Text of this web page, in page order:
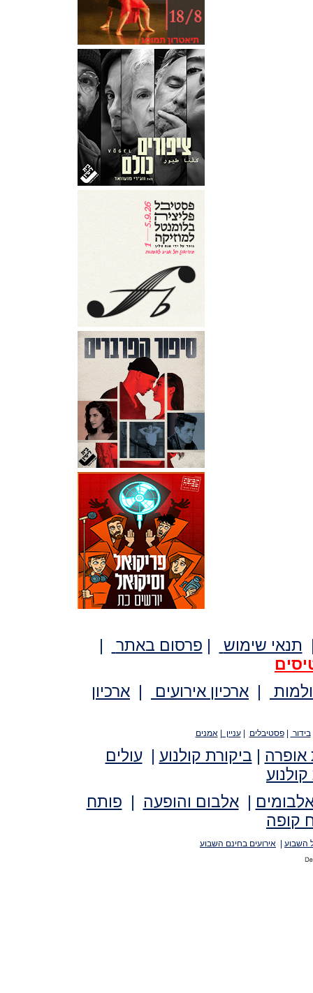
תנאי שימוש | פרסום באתר
|
| ארכיון אירועים | ארכיון
בידור |פסטיבלים |עניין |אמנים
אופרה | ביקורת קולנוע |עולים
קולנוע
|אלבום והופעה | פותח
קופה
השבוע אירועים בחינם השבוע